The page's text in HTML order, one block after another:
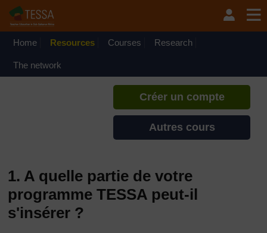
Home Resources Courses Research
The network
Si vous créez un compte, vous
pouvez établir un profil
Créer un compte
Autres cours
1. A quelle partie de votre
programme TESSA peut-il
s'insérer ?